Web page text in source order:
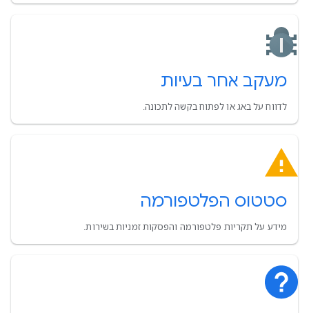
מעקב אחר בעיות
לדווח על באג או לפתוח בקשה לתכונה.
סטטוס הפלטפורמה
מידע על תקריות פלטפורמה והפסקות זמניות בשירות.